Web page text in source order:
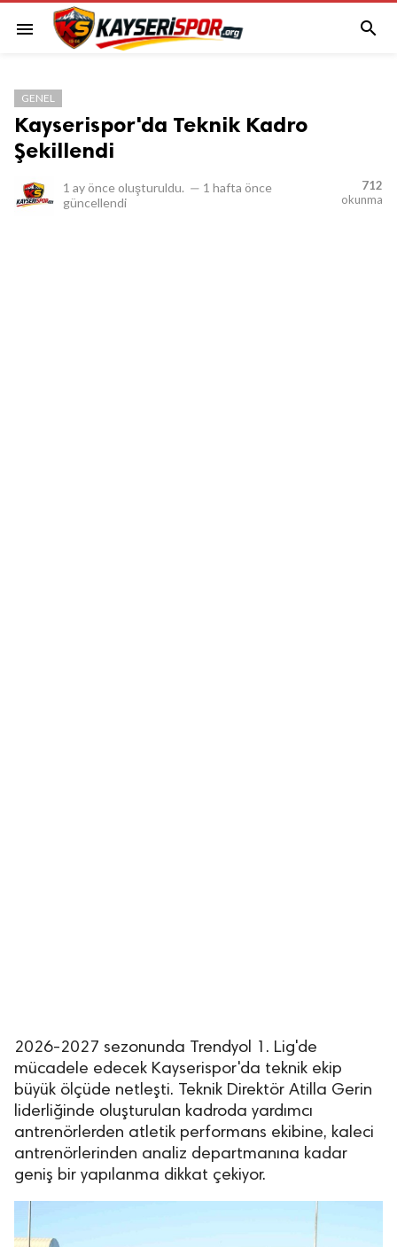
menu 
GENEL
Kayserispor'da Teknik Kadro
Şekillendi
1 ay önce oluşturuldu. — 1 hafta önce
güncellendi
712
okunma
2026-2027 sezonunda Trendyol 1. Lig'de
mücadele edecek Kayserispor'da teknik ekip
büyük ölçüde netleşti. Teknik Direktör Atilla Gerin
liderliğinde oluşturulan kadroda yardımcı
antrenörlerden atletik performans ekibine, kaleci
antrenörlerinden analiz departmanına kadar
geniş bir yapılanma dikkat çekiyor.